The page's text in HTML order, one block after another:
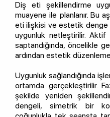
Diş eti şekillendirme
muayene ile planlanır. Bu
eti ilişkisi ve estetik denge
uygunluk netleştirilir. Aktif
saptandığında, öncelikle
ardından estetik
Uygunluk sağlandığında
ortamda gerçekleştirilir.
şekilde yeniden
dengeli, simetrik bir